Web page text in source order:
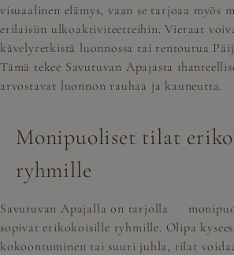
visuaalinen elämys, vaan se tarjoaa myös
erilaisiin ulkoaktiviteetteihin. Vieraat
kävelyretkistä luonnossa tai rentoutua
Tämä tekee Savutuvan Apajasta
arvostavat luonnon rauhaa ja kauneutta.
Monipuoliset tilat
ryhmille
Savutuvan Apajalla on tarjolla
sopivat erikokoisille ryhmille. Olipa
kokoontuminen tai suuri juhla, tilat